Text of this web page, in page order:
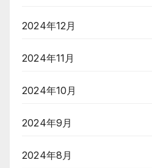
2024年12月
2024年11月
2024年10月
2024年9月
2024年8月